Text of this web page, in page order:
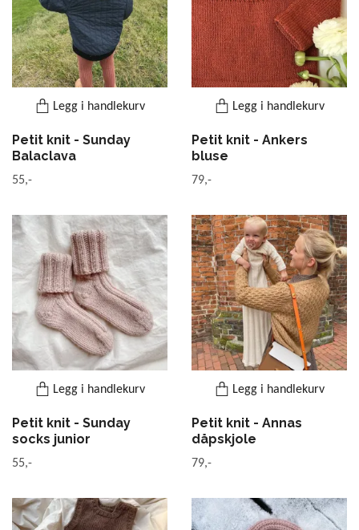
Legg i handlekurv
Petit knit - Sunday
Balaclava
55,-
Legg i handlekurv
Petit knit - Ankers
bluse
79,-
Legg i handlekurv
Petit knit - Sunday
socks junior
55,-
Legg i handlekurv
Petit knit - Annas
dåpskjole
79,-